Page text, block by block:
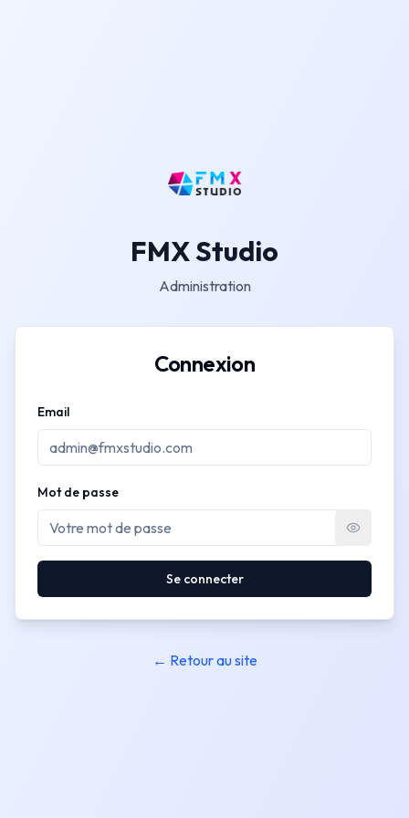
FMX Studio
Administration
Connexion
Email
Mot de passe
Se connecter
← Retour au site